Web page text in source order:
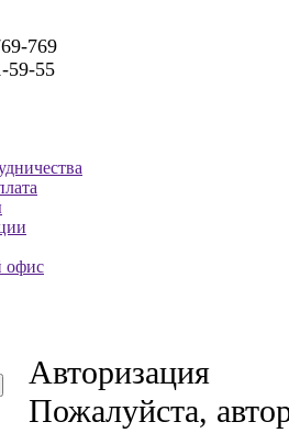
769
59-55
офис
Авторизация
Пожалуйста,